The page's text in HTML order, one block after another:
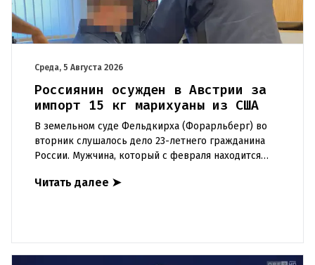
Среда, 5 Августа 2026
Россиянин осужден в Австрии за
импорт 15 кг марихуаны из США
В земельном суде Фельдкирха (Форарльберг) во
вторник слушалось дело 23-летнего гражданина
России. Мужчина, который с февраля находится
полугода организо
Читать далее ➤